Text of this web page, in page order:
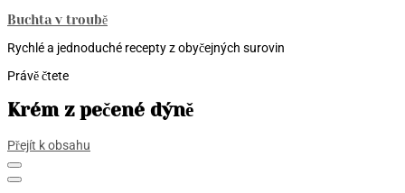
Buchta v troubě
Rychlé a jednoduché recepty z obyčejných surovin
Právě čtete
Krém z pečené dýně
Přejít k obsahu